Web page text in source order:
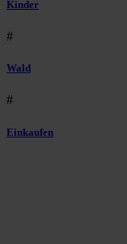
Kinder
#
Wald
#
Einkaufen